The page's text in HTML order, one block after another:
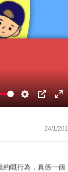
24/1/
約嘅行為，真係一個